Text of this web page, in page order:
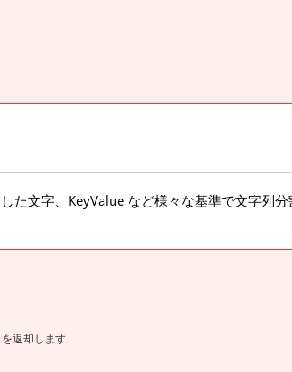
文字、KeyValue など様々な基準で文字列分
返却します